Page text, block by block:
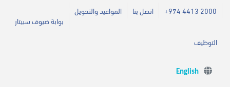
+974 4413 2000 اتصل بنا
المواعيد والتحويل
بوابة ضيوف سبيتار
التوظيف
English